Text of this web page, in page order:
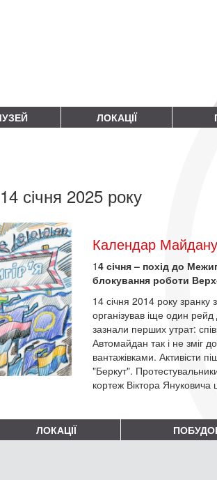
ЛОКАЦІЇ
січня 2025 року
Календар
14 січня – похід до
блокування роботи
14 січня 2014 року
організував іще один
зазнали перших утрат:
Автомайдан так і не зміг
вантажівками. Активісти
"Беркут".
кортеж Віктора Януковича
ЛОКАЦІЇ